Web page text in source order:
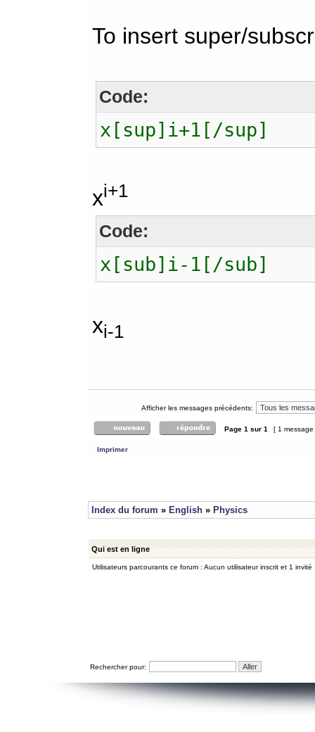
To insert super/
Code:
x[sup]i+1[/sup]
xi+1
Code:
x[sub]i-1[/sub]
xi-1
Afficher les messages précédents:
Page 1 sur 1 [ 1
Imprimer
Index du forum » English » Physics
Qui est en ligne
Utilisateurs parcourants ce forum : Aucun utilisateur inscrit et 1 invité
Rechercher pour: